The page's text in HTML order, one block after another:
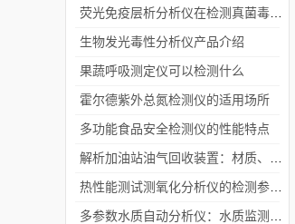
生物发光毒性分析仪产品介绍
果蔬呼吸测定仪可以检测什么
霍尔德紫外总氮检测仪的适用场所
多功能食品安全检测仪的性能特点